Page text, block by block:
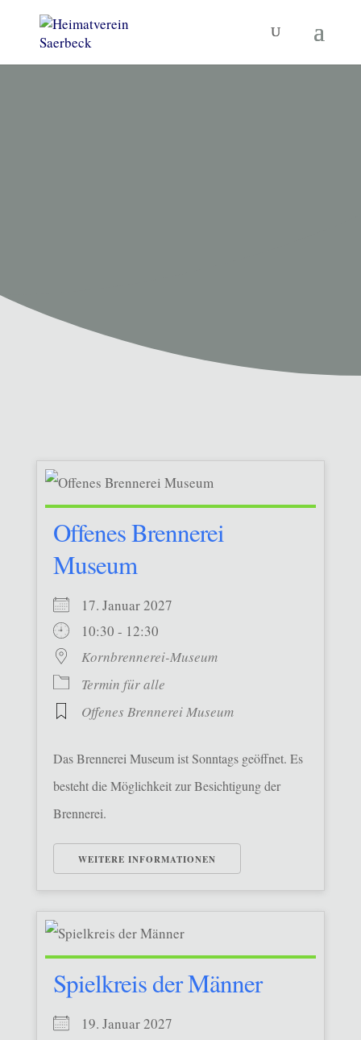
Offenes Brennerei
Museum
17. Januar 2027
10:30 - 12:30
Kornbrennerei-Museum
Termin für alle
Offenes Brennerei Museum
Das Brennerei Museum ist Sonntags geöffnet. Es
besteht die Möglichkeit zur Besichtigung der
Brennerei.
WEITERE INFORMATIONEN
Spielkreis der Männer
19. Januar 2027